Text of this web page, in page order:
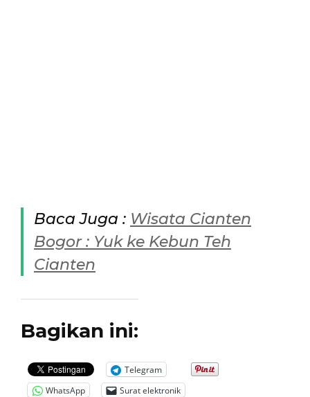
Baca Juga : Wisata Cianten
Bogor : Yuk ke Kebun Teh
Cianten
Bagikan ini:
Telegram
WhatsApp
Surat elektronik